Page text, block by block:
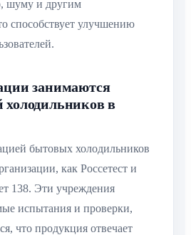
шуму и другим
способствует улучшению
занимаются
холодильников в
бытовых холодильников
как Россетест и
138. Эти учреждения
испытания и проверки,
что продукция отвечает